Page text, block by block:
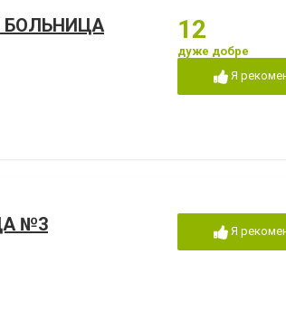
БОЛЬНИЦА 12
дуже добре
Я
№3 Я